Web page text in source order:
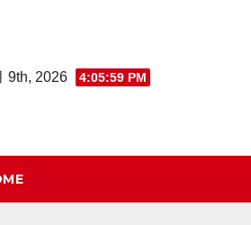
9th, 2026 4:06:00 PM